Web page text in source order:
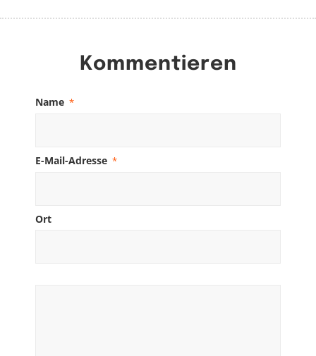
Kommentieren
Name *
E-Mail-Adresse *
Ort